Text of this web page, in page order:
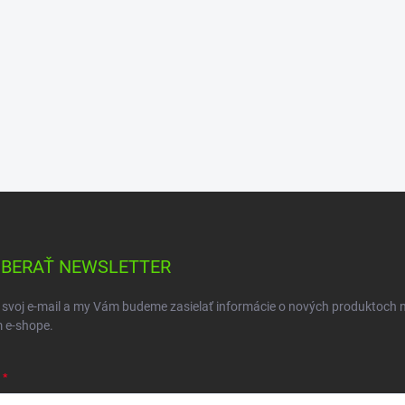
NEWSLETTER
e-mail a my Vám budeme zasielať informácie o nových produktoch
e-shope.